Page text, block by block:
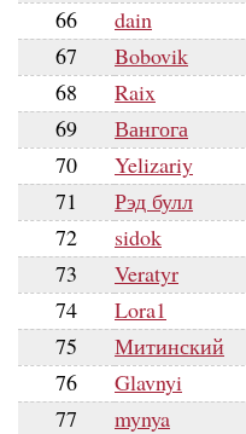
66
dain
67
Bobovik
68
Raix
69
Вангога
70
Yelizariy
71
Рэд булл
72
sidok
73
Veratyr
74
Lora1
75
Митинский
76
Glavnyi
77
mynya